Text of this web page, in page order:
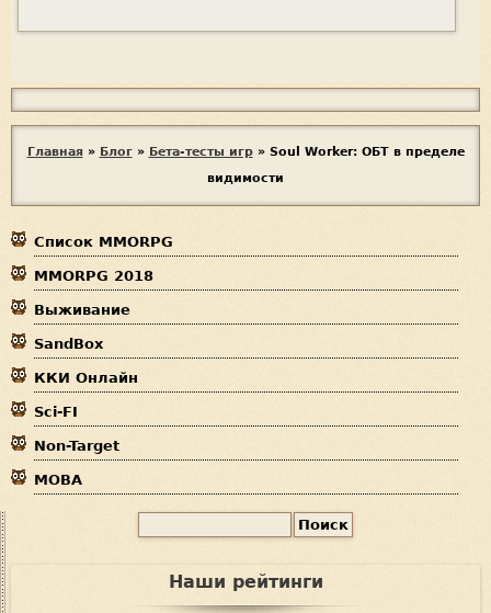
с
п
а
е
р
д
Главная » Блог » Бета-тесты игр » Soul Worker: ОБТ в пределе
видимости
Список MMORPG
MMORPG 2018
Выживание
SandBox
ККИ Онлайн
Sci-FI
Non-Target
MOBA
Наши рейтинги